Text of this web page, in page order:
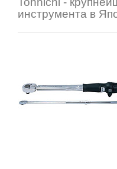
инструмента в